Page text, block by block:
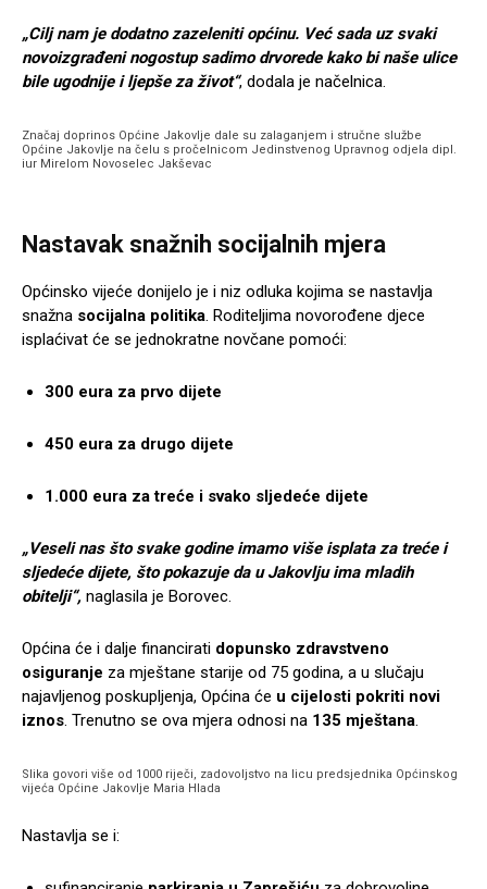
„Cilj nam je dodatno zazeleniti općinu. Već sada uz svaki
novoizgrađeni nogostup sadimo drvorede kako bi naše ulice
bile ugodnije i ljepše za život“, dodala je načelnica.
Značaj doprinos Općine Jakovlje dale su zalaganjem i stručne službe
Općine Jakovlje na čelu s pročelnicom Jedinstvenog Upravnog odjela dipl.
iur Mirelom Novoselec Jakševac
Nastavak snažnih socijalnih mjera
Općinsko vijeće donijelo je i niz odluka kojima se nastavlja
snažna socijalna politika. Roditeljima novorođene djece
isplaćivat će se jednokratne novčane pomoći:
300 eura za prvo dijete
450 eura za drugo dijete
1.000 eura za treće i svako sljedeće dijete
„Veseli nas što svake godine imamo više isplata za treće i
sljedeće dijete, što pokazuje da u Jakovlju ima mladih
obitelji“, naglasila je Borovec.
Općina će i dalje financirati dopunsko zdravstveno
osiguranje za mještane starije od 75 godina, a u slučaju
najavljenog poskupljenja, Općina će u cijelosti pokriti novi
iznos. Trenutno se ova mjera odnosi na 135 mještana.
Slika govori više od 1000 riječi, zadovoljstvo na licu predsjednika Općinskog
vijeća Općine Jakovlje Maria Hlada
Nastavlja se i: